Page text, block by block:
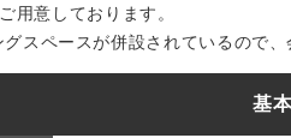
用意しております。
スペースが併設されているので
基